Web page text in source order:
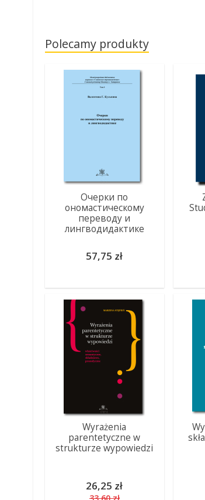
Polecamy produkty
Очерки по
ономастическому
переводу и
лингводидактике
57,75 zł
Wyrażenia
parentetyczne w
strukturze wypowiedzi
26,25 zł